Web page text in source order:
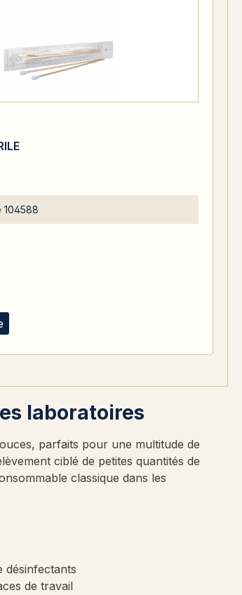
5 sur 5 étoiles
104588
laboratoires
parfaits pour une multitude de
ciblé de petites quantités de
classique dans les
désinfectants
de travail